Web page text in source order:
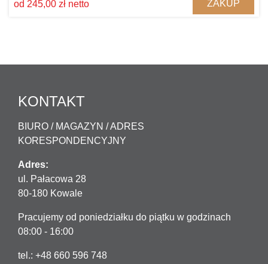
od 245,00 zł netto ZAKUP
KONTAKT
BIURO / MAGAZYN / ADRES
KORESPONDENCYJNY
Adres:
ul. Pałacowa 28
80-180 Kowale
Pracujemy od poniedziałku do piątku w godzinach
08:00 - 16:00
tel.: +48 660 596 748